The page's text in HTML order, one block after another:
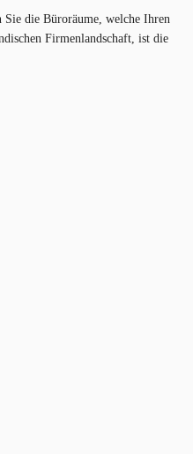
die Büroräume, welche Ihren
Firmenlandschaft, ist die